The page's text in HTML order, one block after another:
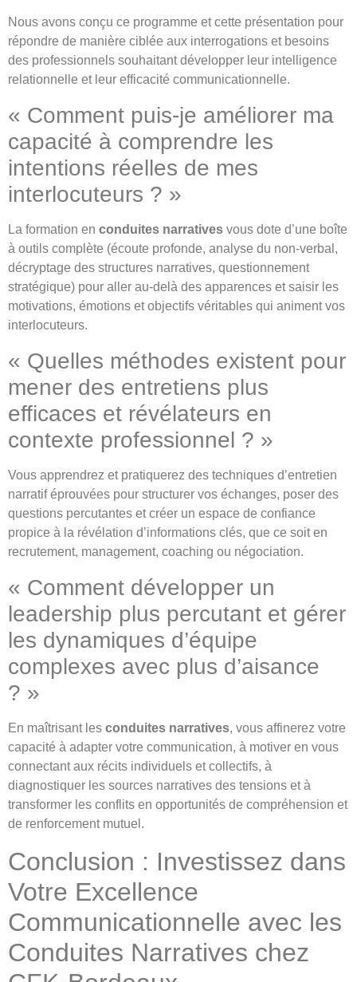
Nous avons conçu ce programme et cette présentation pour
répondre de manière ciblée aux interrogations et besoins
des professionnels souhaitant développer leur intelligence
relationnelle et leur efficacité communicationnelle.
« Comment puis-je améliorer ma
capacité à comprendre les
intentions réelles de mes
interlocuteurs ? »
La formation en conduites narratives vous dote d’une boîte
à outils complète (écoute profonde, analyse du non-verbal,
décryptage des structures narratives, questionnement
stratégique) pour aller au-delà des apparences et saisir les
motivations, émotions et objectifs véritables qui animent vos
interlocuteurs.
« Quelles méthodes existent pour
mener des entretiens plus
efficaces et révélateurs en
contexte professionnel ? »
Vous apprendrez et pratiquerez des techniques d’entretien
narratif éprouvées pour structurer vos échanges, poser des
questions percutantes et créer un espace de confiance
propice à la révélation d’informations clés, que ce soit en
recrutement, management, coaching ou négociation.
« Comment développer un
leadership plus percutant et gérer
les dynamiques d’équipe
complexes avec plus d’aisance
? »
En maîtrisant les conduites narratives, vous affinerez votre
capacité à adapter votre communication, à motiver en vous
connectant aux récits individuels et collectifs, à
diagnostiquer les sources narratives des tensions et à
transformer les conflits en opportunités de compréhension et
de renforcement mutuel.
Conclusion : Investissez dans
Votre Excellence
Communicationnelle avec les
Conduites Narratives chez